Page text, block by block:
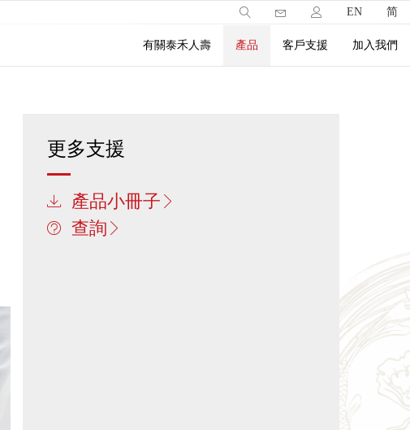
EN 简
有關泰禾人壽 產品 客戶支援 加入我們
更多支援
產品小冊子
查詢